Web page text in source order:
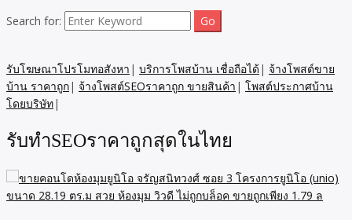
Search for:
รับโฆษณาโปรโมทอสังหา | บริการโพสบ้าน เชื่อถือได้| จ้างโพสต์ขาย
บ้าน ราคาถูก| จ้างโพสต์SEOราคาถูก ขายสินค้า | โพสต์ประกาศบ้าน
โดยบริษัท|
รับทำSEOราคาถูกสุดในไทย